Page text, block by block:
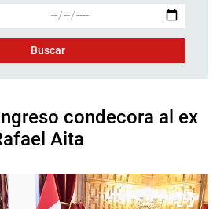
condecora al ex
Aita